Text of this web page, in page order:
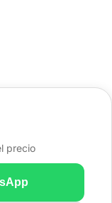
precio